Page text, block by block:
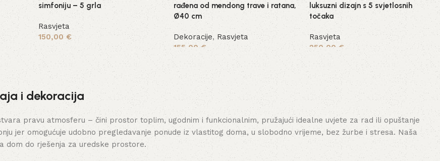
simfoniju – 5 grla
Rasvjeta
150,00€
Dodaj u košaricu
rađena od mendong trave i ratana,
Ø40 cm
Dekoracije, Rasvjeta
155,00 €
Pročitaj više
luksuzni dizajn s 5 svjetlosnih
točaka
Rasvjeta
250,00 €
Dodaj u košaricu
i dekoracija
pravu atmosferu – čini prostor toplim, ugodnim i funkcionalnim, pružajući idealne uvjete za rad ili opuštanje
jer omogućuje udobno pregledavanje ponude iz vlastitog doma, u slobodno vrijeme, bez žurbe i stresa. Naša
dom do rješenja za uredske prostore.